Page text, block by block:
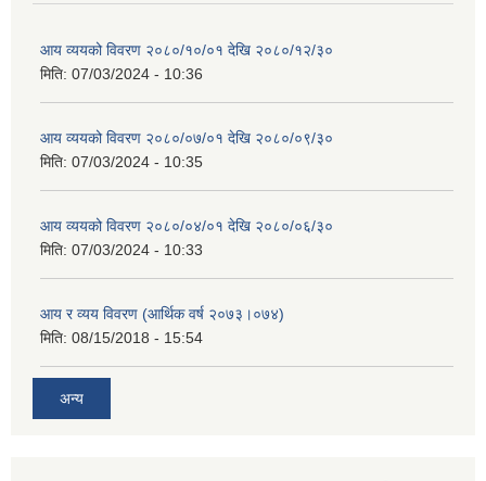
आय व्ययको विवरण २०८०/१०/०१ देखि २०८०/१२/३०
मिति: 07/03/2024 - 10:36
आय व्ययको विवरण २०८०/०७/०१ देखि २०८०/०९/३०
मिति: 07/03/2024 - 10:35
आय व्ययको विवरण २०८०/०४/०१ देखि २०८०/०६/३०
मिति: 07/03/2024 - 10:33
आय र व्यय विवरण (आर्थिक वर्ष २०७३।०७४)
मिति: 08/15/2018 - 15:54
अन्य